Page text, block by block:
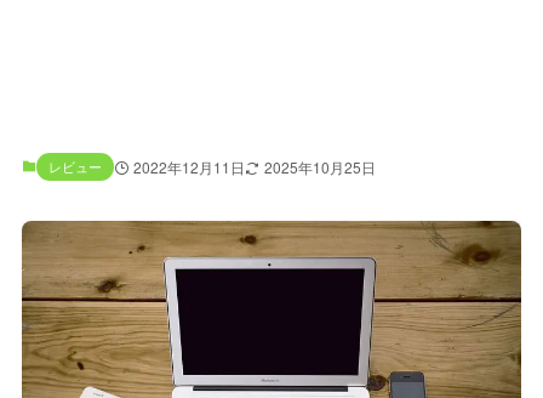
レビュー 2022年12月11日 2025年10月25日